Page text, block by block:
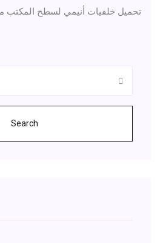
تحميل خلفيات أنيمي لسطح المكتب
Search